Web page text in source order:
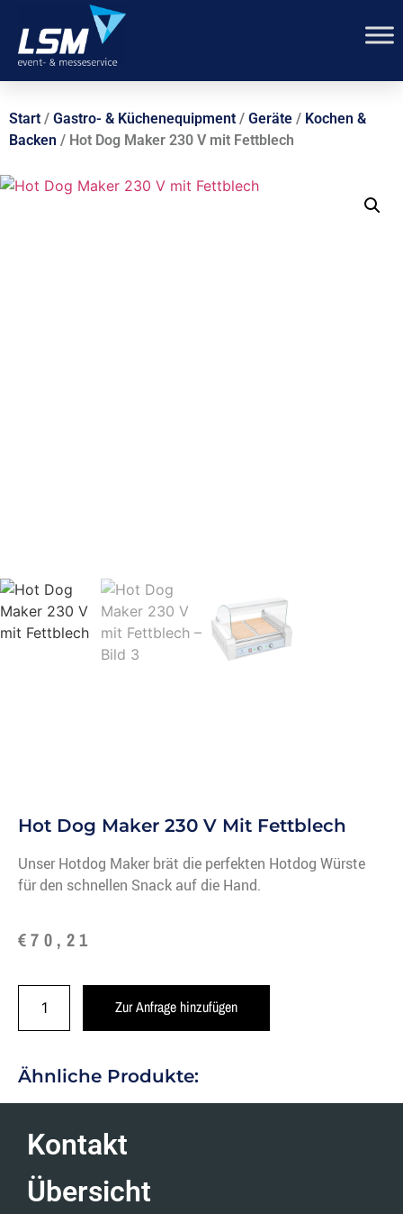
Start / Gastro- & Küchenequipment / Geräte / Kochen &
Backen / Hot Dog Maker 230 V mit Fettblech
Hot Dog Maker 230 V Mit Fettblech
Unser Hotdog Maker brät die perfekten Hotdog Würste
für den schnellen Snack auf die Hand.
€70,21
Zur Anfrage hinzufügen
Ähnliche Produkte:
Kontakt
Übersicht